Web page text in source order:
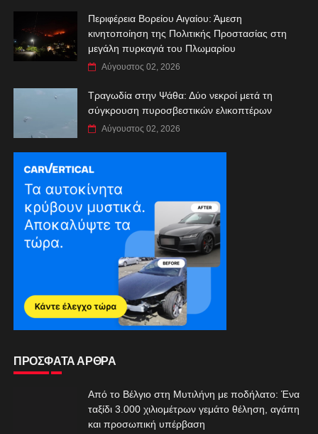
Περιφέρεια Βορείου Αιγαίου: Άμεση
κινητοποίηση της Πολιτικής Προστασίας στη
μεγάλη πυρκαγιά του Πλωμαρίου
Αύγουστος 02, 2026
Τραγωδία στην Ψάθα: Δύο νεκροί μετά τη
σύγκρουση πυροσβεστικών ελικοπτέρων
Αύγουστος 02, 2026
ΠΡΟΣΦΑΤΑ ΑΡΘΡΑ
Από το Βέλγιο στη Μυτιλήνη με ποδήλατο: Ένα
ταξίδι 3.000 χιλιομέτρων γεμάτο θέληση, αγάπη
και προσωπική υπέρβαση